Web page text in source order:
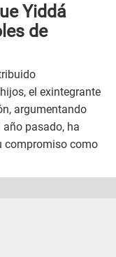
Yiddá
de
el exintegrante
argumentando
pasado, ha
compromiso como